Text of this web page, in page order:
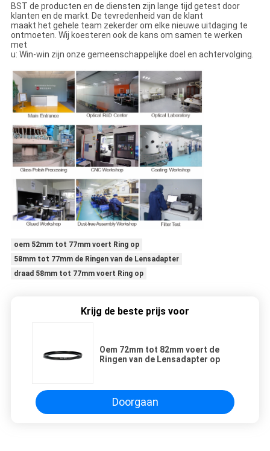
BST de producten en de diensten zijn lange tijd getest door
klanten en de markt. De tevredenheid van de klant
maakt het gehele team zekerder om elke nieuwe uitdaging te
ontmoeten. Wij koesteren ook de kans om samen te werken
met
u: Win-win zijn onze gemeenschappelijke doel en achtervolging.
oem 52mm tot 77mm voert Ring op
58mm tot 77mm de Ringen van de Lensadapter
draad 58mm tot 77mm voert Ring op
Krijg de beste prijs voor
Oem 72mm tot 82mm voert de
Ringen van de Lensadapter op
Doorgaan